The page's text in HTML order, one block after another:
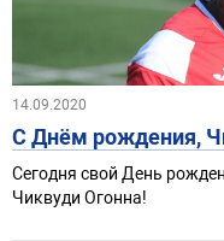
14.09.2020
С Днём рождения,
Сегодня свой День
Чиквуди Огонна!